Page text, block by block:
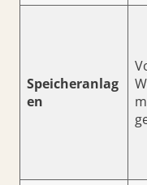
Speicheranlag
en